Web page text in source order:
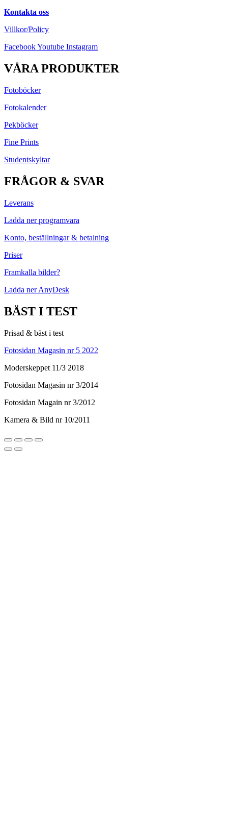
Kontakta oss
Villkor/Policy
FacebookYoutube Instagram
VÅRA PRODUKTER
Fotoböcker
Fotokalender
Pekböcker
Fine Prints
Studentskyltar
FRÅGOR & SVAR
Leverans
Ladda ner programvara
Konto, beställningar & betalning
Priser
Framkalla bilder?
Ladda ner AnyDesk
BÄST I TEST
Prisad & bäst i test
Fotosidan Magasin nr 5 2022
Moderskeppet 11/3 2018
Fotosidan Magasin nr 3/2014
Fotosidan Magain nr 3/2012
Kamera & Bild nr 10/2011